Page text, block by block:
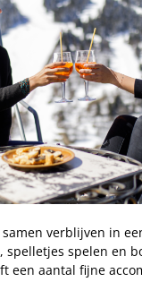
verblijven in
spelen en
een aantal fijne